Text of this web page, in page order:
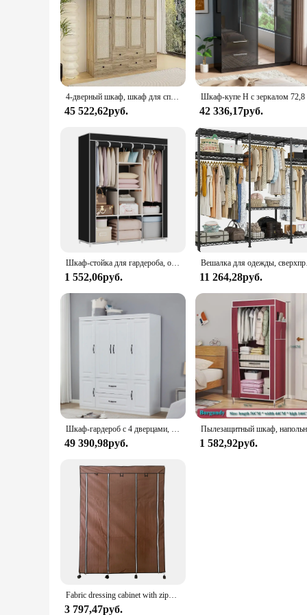
4-дверный шкаф, шкаф для спальни с дверцами из ротанга, 5 ящиками, 2 подвесных стержнями и полками
45 522,62руб. 42 336,17руб.
Шкаф-стойка для гардероба, органайзер для спальни
1 552,06руб.
Вешалка
11 264,28руб.
Шкаф-гардероб с 4 дверцами, шкафчик с 2 ящиками, деревянный белый, Вместительный шкаф для хранения
49 390,98руб. 1 582,92руб.
Fabric dressing cabinet with zipper doors and wheels Nyana Home 166x124x43cm 6 holes, 3 doors, 2 wardrobes
3 797,47руб.